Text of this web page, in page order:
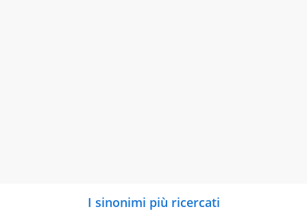
I sinonimi più ricercati